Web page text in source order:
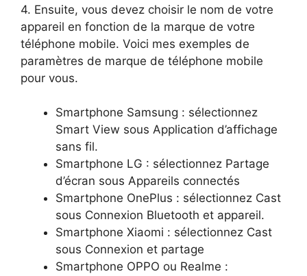
4. Ensuite, vous devez choisir le nom de votre
appareil en fonction de la marque de votre
téléphone mobile. Voici mes exemples de
paramètres de marque de téléphone mobile
pour vous.
Smartphone Samsung : sélectionnez
Smart View sous Application d’affichage
sans fil.
Smartphone LG : sélectionnez Partage
d’écran sous Appareils connectés
Smartphone OnePlus : sélectionnez Cast
sous Connexion Bluetooth et appareil.
Smartphone Xiaomi : sélectionnez Cast
sous Connexion et partage
Smartphone OPPO ou Realme :